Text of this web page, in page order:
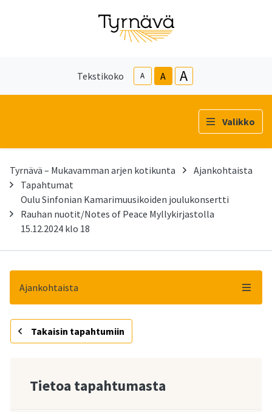
Tekstikoko A A A
Valikko
Tyrnävä – Mukavamman arjen kotikunta
Ajankohtaista
Tapahtumat
Oulu Sinfonian Kamarimuusikoiden joulukonsertti
Rauhan nuotit/Notes of Peace Myllykirjastolla
15.12.2024 klo 18
Ajankohtaista
Takaisin tapahtumiin
Tietoa tapahtumasta